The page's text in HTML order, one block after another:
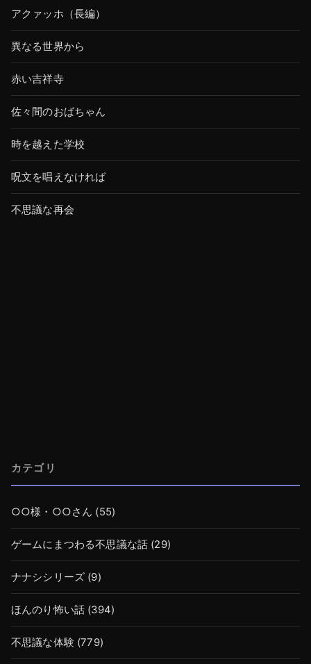
アクァッホ（長編）
異なる世界から
赤い吉祥寺
佐々間のおばちゃん
時を越えた学校
呪文を唱えなければ
不思議な再会
カテゴリ
○○様・○○さん (55)
ゲームにまつわる不思議な話 (29)
ナナシシリーズ (9)
ほんのり怖い話 (394)
不思議な体験 (779)